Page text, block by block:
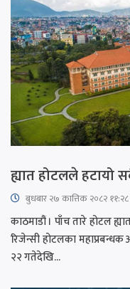
ह्यात होटलले हटायो
बुधबार २७ कात्तिक २०८२
काठमाडौं । पाँच तारे होटल
रिजेन्सी होटलका
२२ गतेदेखि...